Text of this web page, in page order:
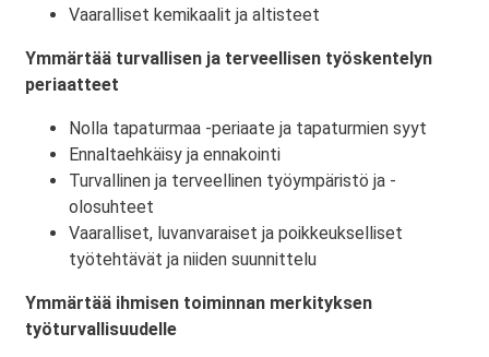
Vaaralliset kemikaalit ja altisteet
Ymmärtää turvallisen ja terveellisen työskentelyn
periaatteet
Nolla tapaturmaa -periaate ja tapaturmien syyt
Ennaltaehkäisy ja ennakointi
Turvallinen ja terveellinen työympäristö ja -
olosuhteet
Vaaralliset, luvanvaraiset ja poikkeukselliset
työtehtävät ja niiden suunnittelu
Ymmärtää ihmisen toiminnan merkityksen
työturvallisuudelle